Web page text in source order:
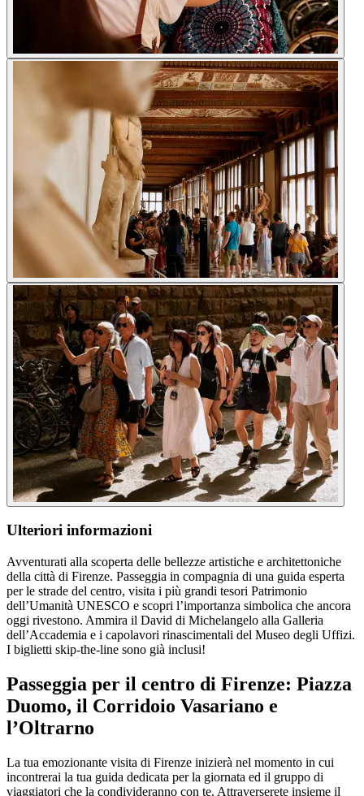
Ulteriori informazioni
Avventurati alla scoperta delle bellezze artistiche e architettoniche
della città di Firenze. Passeggia in compagnia di una guida esperta
per le strade del centro, visita i più grandi tesori Patrimonio
dell’Umanità UNESCO e scopri l’importanza simbolica che ancora
oggi rivestono. Ammira il David di Michelangelo alla Galleria
dell’Accademia e i capolavori rinascimentali del Museo degli Uffizi.
I biglietti skip-the-line sono già inclusi!
Passeggia per il centro di Firenze: Piazza
Duomo, il Corridoio Vasariano e
l’Oltrarno
La tua emozionante visita di Firenze inizierà nel momento in cui
incontrerai la tua guida dedicata per la giornata ed il gruppo di
viaggiatori che la condivideranno con te. Attraverserete insieme il